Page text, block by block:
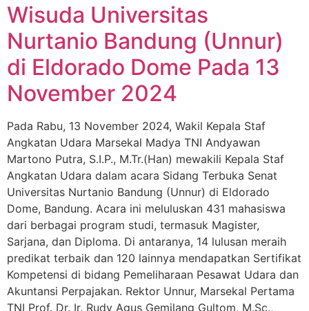
Wisuda Universitas
Nurtanio Bandung (Unnur)
di Eldorado Dome Pada 13
November 2024
Pada Rabu, 13 November 2024, Wakil Kepala Staf
Angkatan Udara Marsekal Madya TNI Andyawan
Martono Putra, S.I.P., M.Tr.(Han) mewakili Kepala Staf
Angkatan Udara dalam acara Sidang Terbuka Senat
Universitas Nurtanio Bandung (Unnur) di Eldorado
Dome, Bandung. Acara ini meluluskan 431 mahasiswa
dari berbagai program studi, termasuk Magister,
Sarjana, dan Diploma. Di antaranya, 14 lulusan meraih
predikat terbaik dan 120 lainnya mendapatkan Sertifikat
Kompetensi di bidang Pemeliharaan Pesawat Udara dan
Akuntansi Perpajakan. Rektor Unnur, Marsekal Pertama
TNI Prof. Dr. Ir. Rudy Agus Gemilang Gultom, M.Sc.,